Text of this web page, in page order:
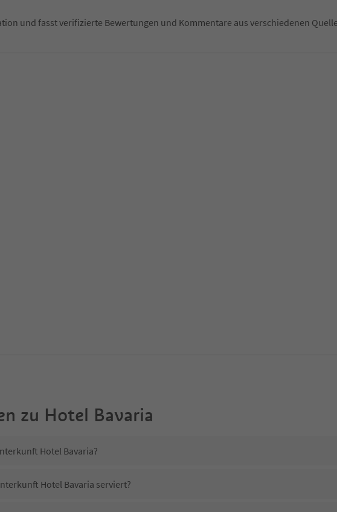
und fasst verifizierte Bewertungen und Kommentare aus verschiedenen
zu Hotel Bavaria
Hotel Bavaria?
Hotel Bavaria serviert?